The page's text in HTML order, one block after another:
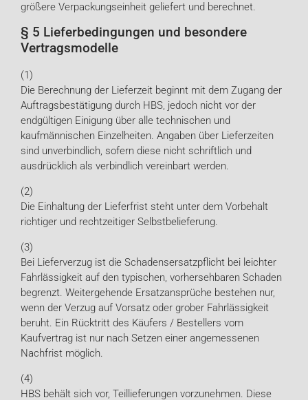
größere Verpackungseinheit geliefert und berechnet.
§ 5 Lieferbedingungen und besondere
Vertragsmodelle
(1)
Die Berechnung der Lieferzeit beginnt mit dem Zugang der
Auftragsbestätigung durch HBS, jedoch nicht vor der
endgültigen Einigung über alle technischen und
kaufmännischen Einzelheiten. Angaben über Lieferzeiten
sind unverbindlich, sofern diese nicht schriftlich und
ausdrücklich als verbindlich vereinbart werden.
(2)
Die Einhaltung der Lieferfrist steht unter dem Vorbehalt
richtiger und rechtzeitiger Selbstbelieferung.
(3)
Bei Lieferverzug ist die Schadensersatzpflicht bei leichter
Fahrlässigkeit auf den typischen, vorhersehbaren Schaden
begrenzt. Weitergehende Ersatzansprüche bestehen nur,
wenn der Verzug auf Vorsatz oder grober Fahrlässigkeit
beruht. Ein Rücktritt des Käufers / Bestellers vom
Kaufvertrag ist nur nach Setzen einer angemessenen
Nachfrist möglich.
(4)
HBS behält sich vor, Teillieferungen vorzunehmen. Diese